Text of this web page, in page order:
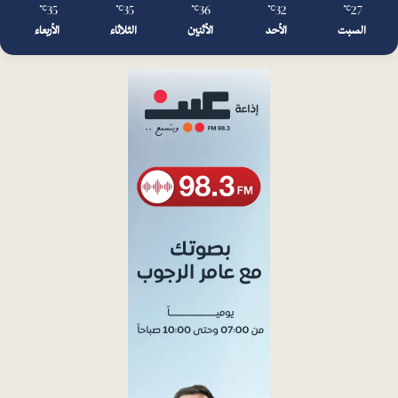
27
℃
السبت
32
℃
الأحد
36
℃
الأثنين
35
℃
الثلاثاء
35
℃
الأربعاء